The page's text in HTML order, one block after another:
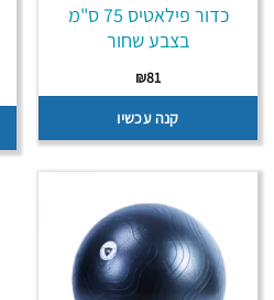
כדור פילאטיס 75 ס"מ
בצבע שחור
₪81
קנה עכשיו